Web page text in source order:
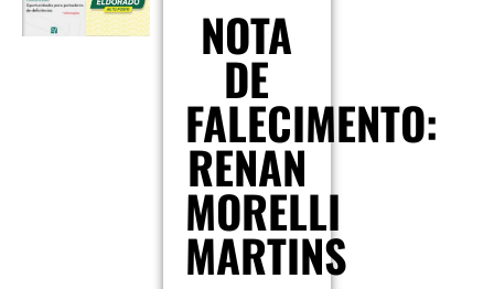
NOTA
DE
FALECIMENTO:
RENAN
MORELLI
MARTINS